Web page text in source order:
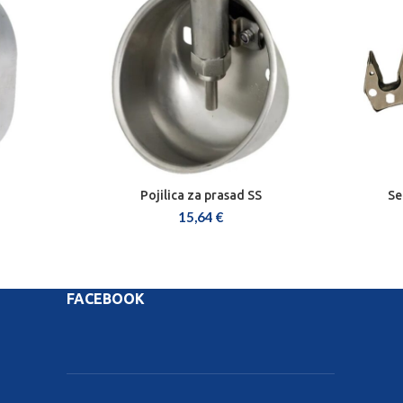
DODAJ U KOŠARICU
Pojilica za prasad SS
15,64 €
FACEBOOK